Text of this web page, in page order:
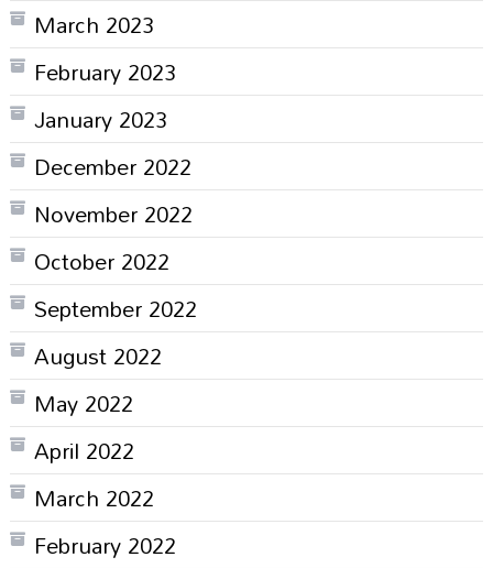
March 2023
February 2023
January 2023
December 2022
November 2022
October 2022
September 2022
August 2022
May 2022
April 2022
March 2022
February 2022